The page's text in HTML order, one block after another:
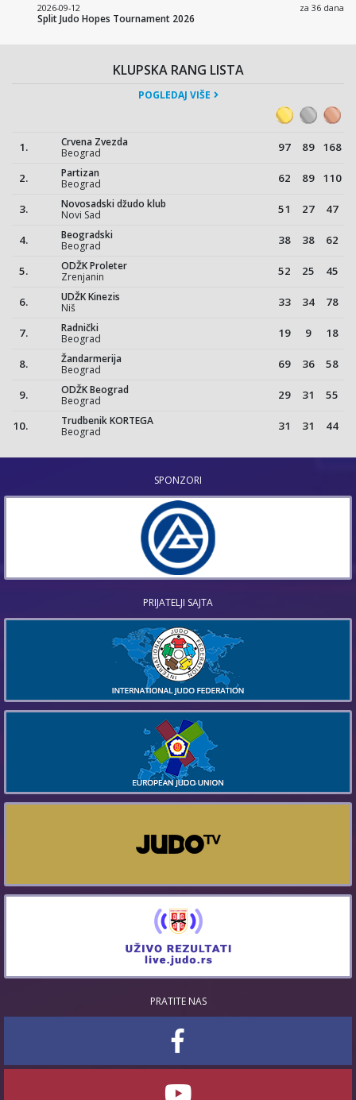
2026-09-12 za 36 dana
Split Judo Hopes Tournament 2026
KLUPSKA RANG LISTA
POGLEDAJ VIŠE
1.
Crvena Zvezda
Beograd
97 89 168
2.
Partizan
Beograd
62 89 110
3.
Novosadski džudo klub
Novi Sad
51 27 47
4.
Beogradski
Beograd
38 38 62
5.
ODŽK Proleter
Zrenjanin
52 25 45
6.
UDŽK Kinezis
Niš
33 34 78
7.
Radnički
Beograd
19 9 18
8.
Žandarmerija
Beograd
69 36 58
9.
ODŽK Beograd
Beograd
29 31 55
10.
Trudbenik KORTEGA
Beograd
31 31 44
SPONZORI
PRIJATELJI SAJTA
PRATITE NAS